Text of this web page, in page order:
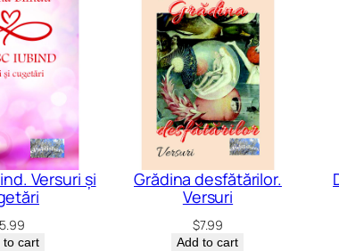
n
a
l
ă
q
u
a
Versuri și
5.99
to cart
Grădina desfătărilor.
Versuri
$7.99
Add to cart